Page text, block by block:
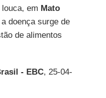
em Mato
doença surge de
de alimentos
- EBC, 25-04-